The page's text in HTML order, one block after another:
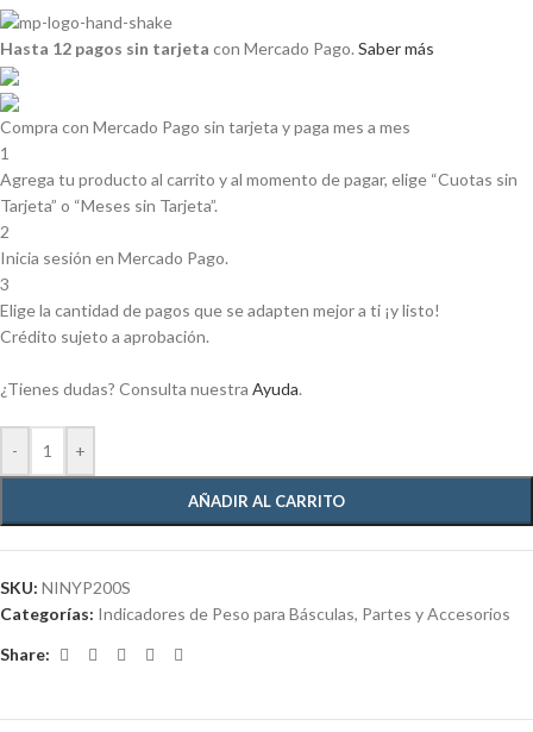
Hasta 12 pagos sin tarjeta con Mercado Pago. Saber más
Compra con Mercado Pago sin tarjeta y paga mes a mes
1
Agrega tu producto al carrito y al momento de pagar, elige “Cuotas sin
Tarjeta” o “Meses sin Tarjeta”.
2
Inicia sesión en Mercado Pago.
3
Elige la cantidad de pagos que se adapten mejor a ti ¡y listo!
Crédito sujeto a aprobación.
¿Tienes dudas? Consulta nuestra Ayuda.
- +
AÑADIR AL CARRITO
SKU: NINYP200S
Categorías: Indicadores de Peso para Básculas, Partes y Accesorios
Share: